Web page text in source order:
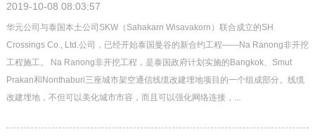
2019-10-08 08:03:57
华元公司与泰国本土公司SKW（Sahakarn Wisavakorn）联合成立的SH
Crossings Co., Ltd.公司，已经开始泰国曼谷的新合约工程——Na Ranong非开挖
工程施工。 Na Ranong非开挖工程，是泰国政府计划实施的Bangkok、Smut
Prakan和Nonthaburi三座城市架空通信线缆改建埋地项目的一个组成部分。线缆
改建埋地，不但可以美化城市市容，而且可以强化网络连接，...